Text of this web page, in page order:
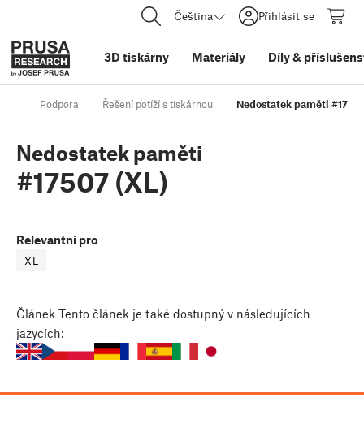
Čeština Přihlásit se
3D tiskárny Materiály Díly&
Podpora Řešení potíží s tiskárnou Nedostatek paměti
Nedostatek paměti
#17507 (XL)
Relevantní pro
XL
Článek Tento článek je také dostupný v následujících
jazycích: